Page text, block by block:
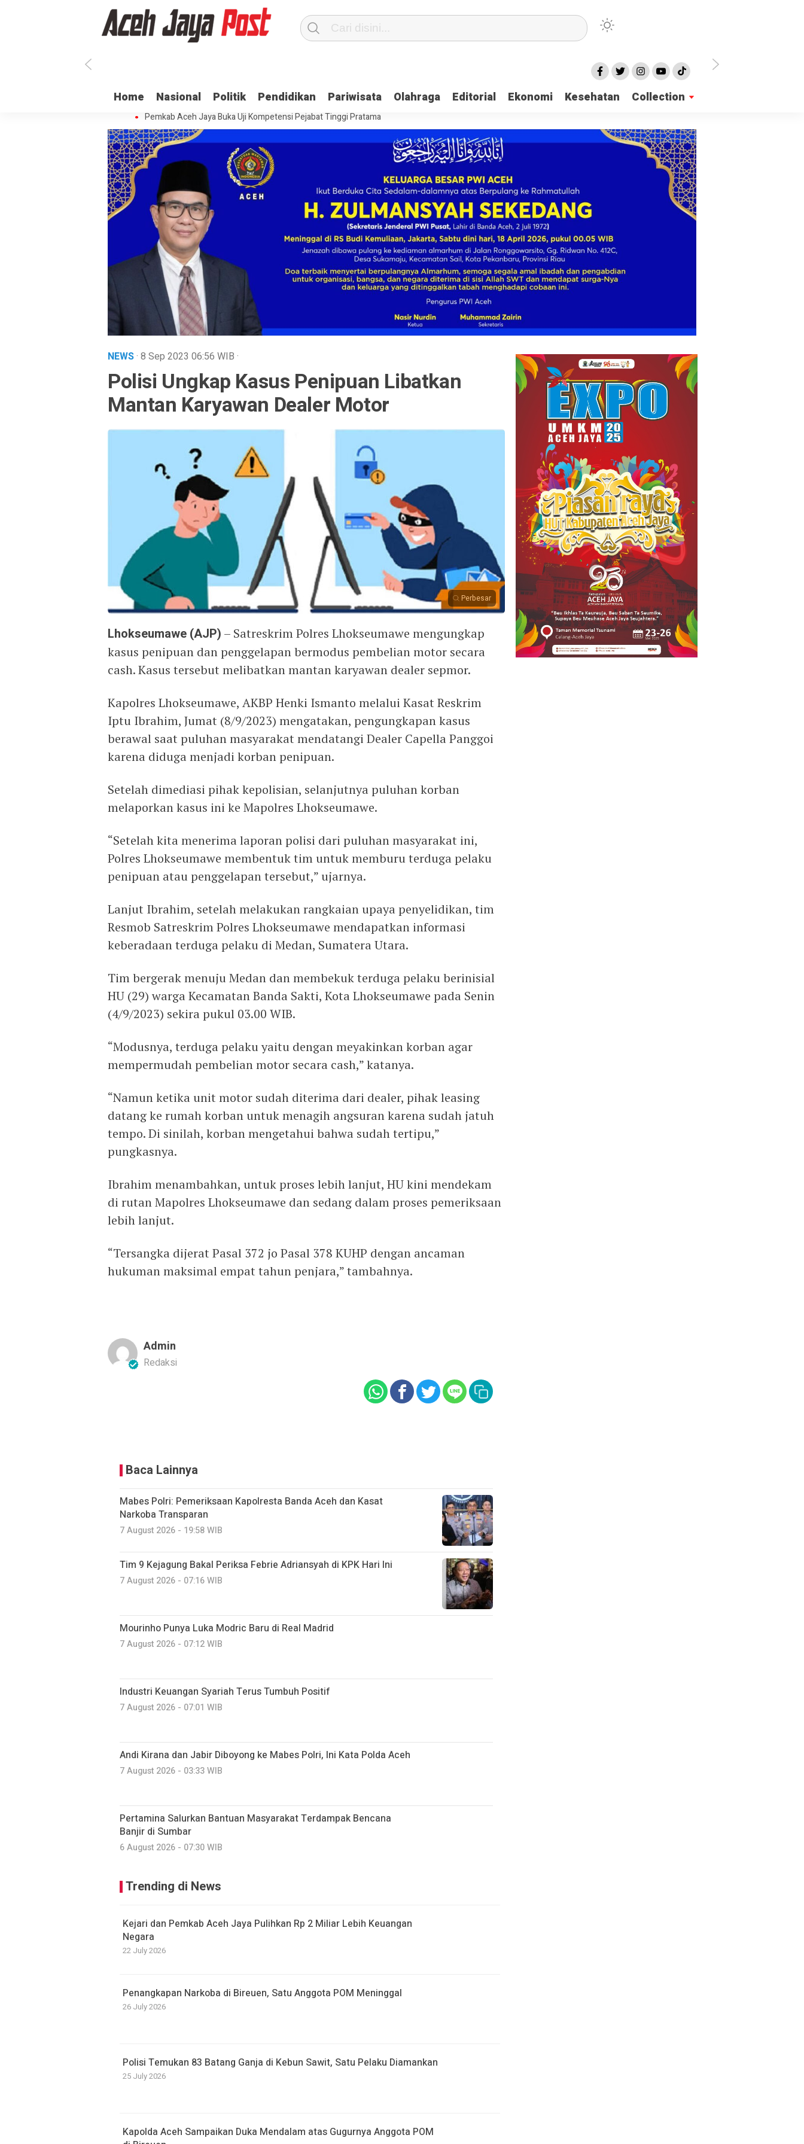
Home Nasional Politik Pendidikan Pariwisata Olahraga Editorial Ekonomi Kesehatan Collection
Ratusan ASN di Aceh Jaya Belum Terima Gaji
Ulama dan Pj Bupati Aceh Jaya Bahas Penguatan Kemandirian Dayah
Dua Oknum Anggota Polda Aceh Ditangkap, Ini Kasusnya
Saat Proses Sortir, Panwaslih Aceh Jaya Temukan 137 Surat Suara Rusak
Pemkab Aceh Jaya Buka Uji Kompetensi Pejabat Tinggi Pratama
NEWS· 8 Sep 2023 06:56 WIB ·
Polisi Ungkap Kasus Penipuan Libatkan
Mantan Karyawan Dealer Motor
Perbesar
Lhokseumawe (AJP) – Satreskrim Polres Lhokseumawe mengungkap
kasus penipuan dan penggelapan bermodus pembelian motor secara
cash. Kasus tersebut melibatkan mantan karyawan dealer sepmor.
Kapolres Lhokseumawe, AKBP Henki Ismanto melalui Kasat Reskrim
Iptu Ibrahim, Jumat (8/9/2023) mengatakan, pengungkapan kasus
berawal saat puluhan masyarakat mendatangi Dealer Capella Panggoi
karena diduga menjadi korban penipuan.
Setelah dimediasi pihak kepolisian, selanjutnya puluhan korban
melaporkan kasus ini ke Mapolres Lhokseumawe.
“Setelah kita menerima laporan polisi dari puluhan masyarakat ini,
Polres Lhokseumawe membentuk tim untuk memburu terduga pelaku
penipuan atau penggelapan tersebut,” ujarnya.
Lanjut Ibrahim, setelah melakukan rangkaian upaya penyelidikan, tim
Resmob Satreskrim Polres Lhokseumawe mendapatkan informasi
keberadaan terduga pelaku di Medan, Sumatera Utara.
Tim bergerak menuju Medan dan membekuk terduga pelaku berinisial
HU (29) warga Kecamatan Banda Sakti, Kota Lhokseumawe pada Senin
(4/9/2023) sekira pukul 03.00 WIB.
“Modusnya, terduga pelaku yaitu dengan meyakinkan korban agar
mempermudah pembelian motor secara cash,” katanya.
“Namun ketika unit motor sudah diterima dari dealer, pihak leasing
datang ke rumah korban untuk menagih angsuran karena sudah jatuh
tempo. Di sinilah, korban mengetahui bahwa sudah tertipu,”
pungkasnya.
Ibrahim menambahkan, untuk proses lebih lanjut, HU kini mendekam
di rutan Mapolres Lhokseumawe dan sedang dalam proses pemeriksaan
lebih lanjut.
“Tersangka dijerat Pasal 372 jo Pasal 378 KUHP dengan ancaman
hukuman maksimal empat tahun penjara,” tambahnya.
Admin
Redaksi
Baca Lainnya
Mabes Polri: Pemeriksaan Kapolresta Banda Aceh dan Kasat
Narkoba Transparan
7 August 2026 - 19:58 WIB
Tim 9 Kejagung Bakal Periksa Febrie Adriansyah di KPK Hari Ini
7 August 2026 - 07:16 WIB
Mourinho Punya Luka Modric Baru di Real Madrid
7 August 2026 - 07:12 WIB
Industri Keuangan Syariah Terus Tumbuh Positif
7 August 2026 - 07:01 WIB
Andi Kirana dan Jabir Diboyong ke Mabes Polri, Ini Kata Polda Aceh
7 August 2026 - 03:33 WIB
Pertamina Salurkan Bantuan Masyarakat Terdampak Bencana
Banjir di Sumbar
6 August 2026 - 07:30 WIB
Trending di News
Kejari dan Pemkab Aceh Jaya Pulihkan Rp 2 Miliar Lebih Keuangan
Negara
22 July 2026
Penangkapan Narkoba di Bireuen, Satu Anggota POM Meninggal
26 July 2026
Polisi Temukan 83 Batang Ganja di Kebun Sawit, Satu Pelaku Diamankan
25 July 2026
Kapolda Aceh Sampaikan Duka Mendalam atas Gugurnya Anggota POM